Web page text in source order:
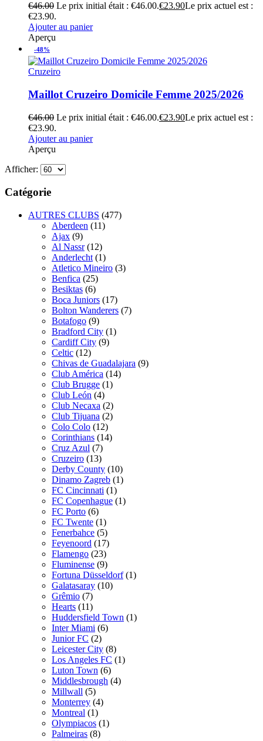
€46.00 Le prix initial était : €46.00.€23.90Le prix actuel est :
€23.90.
Ajouter au panier
Aperçu
-48%
Cruzeiro
Maillot Cruzeiro Domicile Femme 2025/2026
€46.00 Le prix initial était : €46.00.€23.90Le prix actuel est :
€23.90.
Ajouter au panier
Aperçu
Afficher:
Catégorie
AUTRES CLUBS (477)
Aberdeen (11)
Ajax (9)
Al Nassr (12)
Anderlecht (1)
Atletico Mineiro (3)
Benfica (25)
Besiktas (6)
Boca Juniors (17)
Bolton Wanderers (7)
Botafogo (9)
Bradford City (1)
Cardiff City (9)
Celtic (12)
Chivas de Guadalajara (9)
Club América (14)
Club Brugge (1)
Club León (4)
Club Necaxa (2)
Club Tijuana (2)
Colo Colo (12)
Corinthians (14)
Cruz Azul (7)
Cruzeiro (13)
Derby County (10)
Dinamo Zagreb (1)
FC Cincinnati (1)
FC Copenhague (1)
FC Porto (6)
FC Twente (1)
Fenerbahce (5)
Feyenoord (17)
Flamengo (23)
Fluminense (9)
Fortuna Düsseldorf (1)
Galatasaray (10)
Grêmio (7)
Hearts (11)
Huddersfield Town (1)
Inter Miami (6)
Junior FC (2)
Leicester City (8)
Los Angeles FC (1)
Luton Town (6)
Middlesbrough (4)
Millwall (5)
Monterrey (4)
Montreal (1)
Olympiacos (1)
Palmeiras (8)